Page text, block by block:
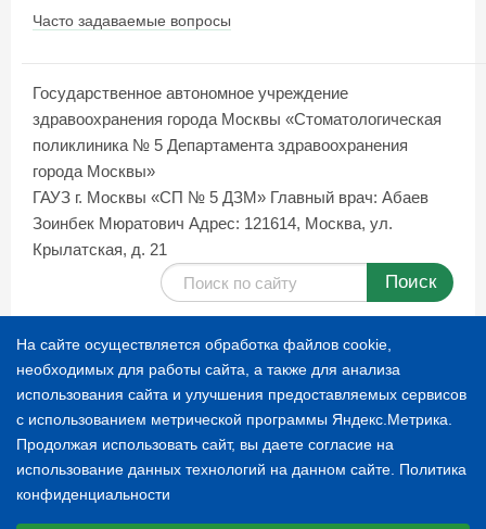
Часто задаваемые вопросы
Государственное автономное учреждение
здравоохранения города Москвы «Стоматологическая
поликлиника № 5 Департамента здравоохранения
города Москвы»
ГАУЗ г. Москвы «СП № 5 ДЗМ» Главный врач: Абаев
Зоинбек Мюратович Адрес: 121614, Москва, ул.
Крылатская, д. 21
Поиск
Карта сайта
© 1996-2026 СТОМАТОЛОГИЧЕСКАЯ ПОЛИКЛИНИКА
№ 5
На сайте осуществляется обработка файлов cookie,
необходимых для работы сайта, а также для анализа
использования сайта и улучшения предоставляемых сервисов
с использованием метрической программы Яндекс.Метрика.
Продолжая использовать сайт, вы даете согласие на
использование данных технологий на данном сайте. Политика
конфиденциальности